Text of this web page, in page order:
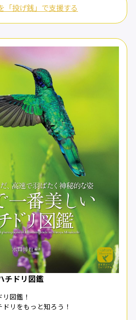
投げ銭」で支援する
チドリ図鑑
図鑑！
リをもっと知ろう！